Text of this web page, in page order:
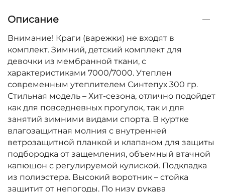
Описание
Внимание! Краги (варежки) не входят в
комплект. Зимний, детский комплект для
девочки из мембранной ткани, с
характеристиками 7000/7000. Утеплен
современным утеплителем Синтепух 300 гр.
Стильная модель – Хит-сезона, отлично подойдет
как для повседневных прогулок, так и для
занятий зимними видами спорта. В куртке
влагозащитная молния с внутренней
ветрозащитной планкой и клапаном для защиты
подбородка от защемления, объемный втачной
капюшон с регулируемой кулиской. Подкладка
из полиэстера. Высокий воротник – стойка
защитит от непогоды. По низу рукава